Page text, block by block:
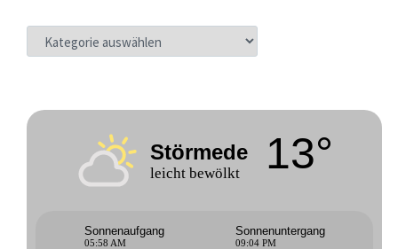
KATEGORIEN
Störmede
leicht bewölkt 13°
Sonnenaufgang
05:58 AM
Sonnenuntergang
09:04 PM